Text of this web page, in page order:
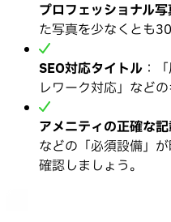
プロフェッショナル
た写真を少なくとも
SEO対応タイトル ：
レワーク対応」など
アメニティの正確な
などの「必須設備」
確認しましょう。